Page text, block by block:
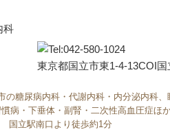
東京都国立市東1-4-13COI
の糖尿病内科・代謝内科・内分泌内科
病・下垂体・副腎・二次性高血圧症ほ
国立駅南口より徒歩約1分